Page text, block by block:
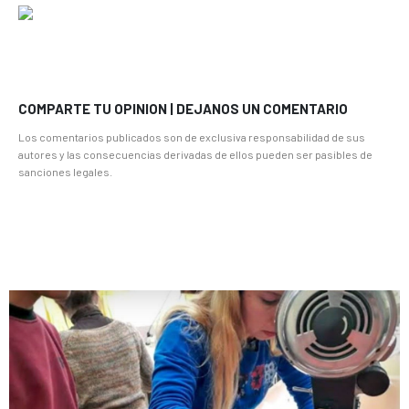
COMPARTE TU OPINION | DEJANOS UN COMENTARIO
Los comentarios publicados son de exclusiva responsabilidad de sus
autores y las consecuencias derivadas de ellos pueden ser pasibles de
sanciones legales.